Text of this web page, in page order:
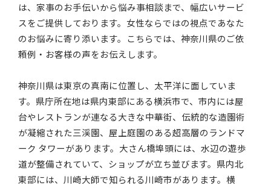
は、家事のお手伝いから悩み事相談まで、幅広いサービ
スをご提供しております。女性ならではの視点であなた
のお悩みに寄り添います。こちらでは、神奈川県のご依
頼例・お客様の声をお伝えします。
神奈川県は東京の真南に位置し、太平洋に面していま
す。県庁所在地は県内東部にある横浜市で、市内には屋
台やレストランが連なる大きな中華街、伝統的な造園術
が凝縮された三渓園、屋上庭園のある超高層のランドマ
ーク タワーがあります。大さん橋埠頭には、水辺の遊歩
道が整備されていて、ショップが立ち並びます。県内北
東部には、川崎大師で知られる川崎市があります。横